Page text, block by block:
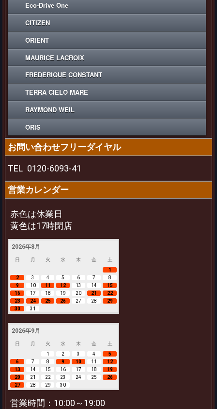
Eco-Drive One
CITIZEN
ORIENT
MAURICE LACROIX
FREDERIQUE CONSTANT
TERRA CIELO MARE
RAYMOND WEIL
ORIS
お問い合わせフリーダイヤル
TEL 0120-6093-41
営業カレンダー
赤色は休業日
黄色は17時閉店
2026年8月
日 月 火 水 木 金
土
1
2
3 4 5 6 7
8
9
10 11 12 13 14
15
16
17 18 19 20 21
22
23
24 25 26 27 28
29
30
31
2026年9月
日 月 火 水 木 金
土
1
2 3 4
5
6
7 8 9 10 11
12
13
14 15 16 17 18
19
20
21 22 23 24 25
26
27
28 29 30
営業時間：10:00～19:00